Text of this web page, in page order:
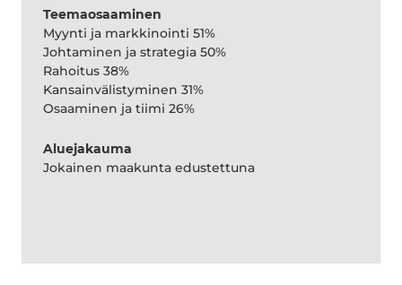
Teemaosaaminen
Myynti ja markkinointi 51%
Johtaminen ja strategia 50%
Rahoitus 38%
Kansainvälistyminen 31%
Osaaminen ja tiimi 26%
Aluejakauma
Jokainen maakunta edustettuna